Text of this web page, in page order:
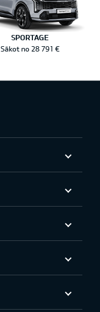
SPORTAGE
Sākot no 28 791 €